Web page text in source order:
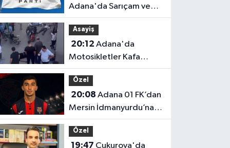
Adana'da Sarıçam ve
Karataş İlçe Başkanları
ve Yönetimleri Belirlendi
Asayiş
20:12
Motosikletler Kafa
Kafaya Girdi: 4 Kişi
Yaralandı
Özel
20:08
Mersin İdmanyurdu’na
Bir Transfer Daha!
Özel
19:47